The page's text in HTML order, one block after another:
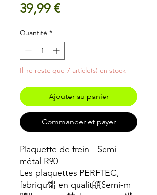
39,99 €Prix
Quantité *
Il ne reste que 7 article(s) en stock
Ajouter au panier
Commander et payer
Plaquette de frein - Semi-
métal R90
Les plaquettes PERFTEC,
fabriqu饳 en qualit頧Semi-m